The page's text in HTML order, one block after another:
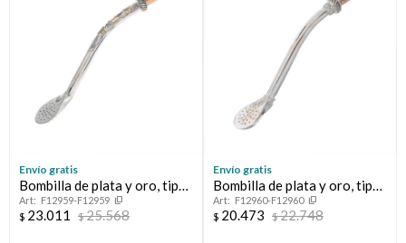
Envío gratis
Bombilla de plata y oro, tipo
MELO.F12959-F12959
$ 23.011 $25.568
Envío gratis
Bombilla de plata y oro, tipo
MELO.F12960-F12960
$ 20.473 $22.748